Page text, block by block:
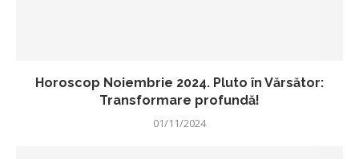
Horoscop Noiembrie 2024. Pluto în Vărsător:
Transformare profundă!
01/11/2024